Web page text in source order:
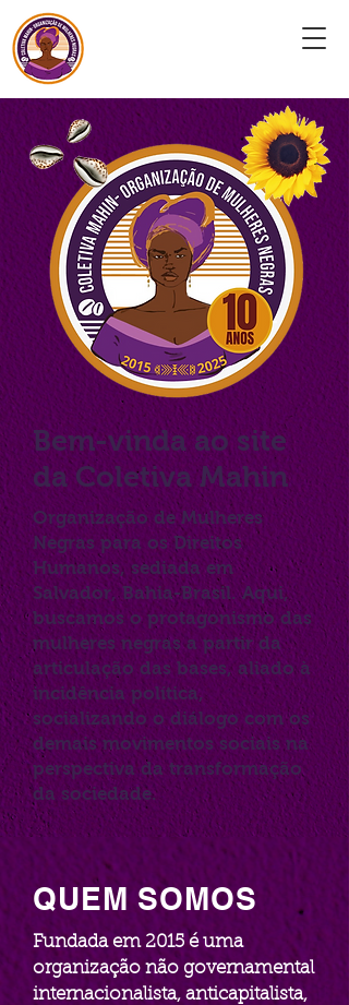
Bem-vinda ao site
da Coletiva Mahin
Organização de Mulheres
Negras para os Direitos
Humanos, sediada em
Salvador, Bahia-Brasil. Aqui,
buscamos o protagonismo das
mulheres negras a partir da
articulação das bases, aliado à
incidência política,
socializando o diálogo com os
demais movimentos sociais na
perspectiva da transformação
da sociedade.
QUEM SOMOS
Fundada em 2015 é uma
organização não governamental
internacionalista, anticapitalista,